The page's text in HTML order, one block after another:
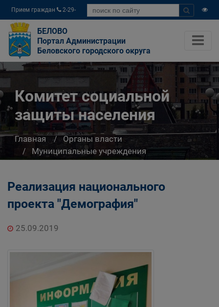
Прием граждан
2-29-
04
БЕЛОВО
Портал Администрации
Беловского городского округа
Комитет социальной
защиты населения
Главная
Органы власти
Муниципальные учреждения
Комитет социальной защиты населения
Реализация национального
проекта "Демография"
25.09.2019